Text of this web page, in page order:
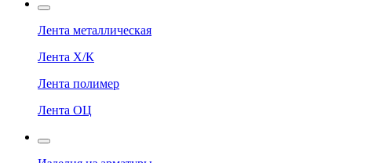
Лента металлическая
Лента Х/К
Лента полимер
Лента ОЦ